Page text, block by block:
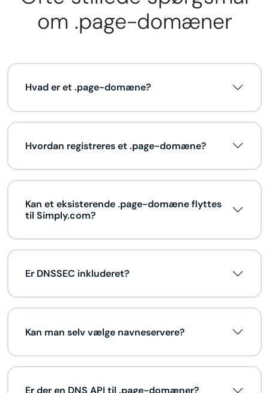
om .page-domæner
Hvad er et .page-domæne?
Hvordan registreres et .page-domæne?
Kan et eksisterende .page-domæne flyttes
til Simply.com?
Er DNSSEC inkluderet?
Kan man selv vælge navneservere?
Er der en DNS API til .page-domæner?